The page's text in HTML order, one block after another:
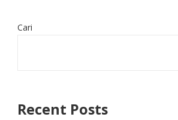
Cari
Recent Posts